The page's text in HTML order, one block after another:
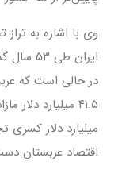
وی با اشاره به تراز
در حالی است که
میلیارد دلار کسری